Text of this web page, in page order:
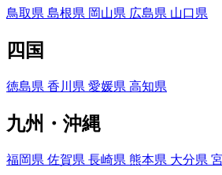
鳥取県 島根県 岡山県 広島県 山口県
四国
徳島県 香川県 愛媛県 高知県
九州・沖縄
福岡県 佐賀県 長崎県 熊本県 大分県